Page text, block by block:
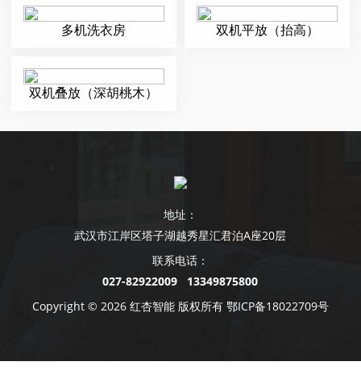
多机洗衣房 双机平放（抬高）
双机叠放（深胡桃木）
地址：
武汉市江岸区塔子湖越秀星汇君泊A座20层
联系电话：
027-82922009 13349875800
Copyright © 2026 红杏智能 版权所有 鄂ICP备18022709号